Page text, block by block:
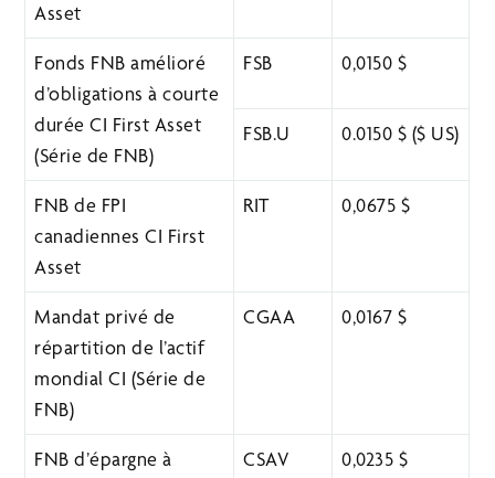
Asset
Fonds FNB amélioré
d’obligations à courte
durée CI First Asset
(Série de FNB)
FSB 0,0150 $
FSB.U 0.0150 $ ($ US)
FNB de FPI
canadiennes CI First
Asset
RIT 0,0675 $
Mandat privé de
répartition de l’actif
mondial CI (Série de
FNB)
CGAA 0,0167 $
FNB d’épargne à CSAV 0,0235 $